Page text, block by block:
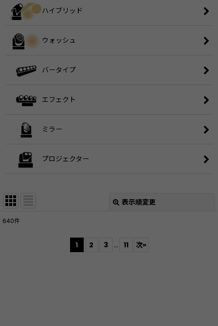
ハイブリッド
ウォッシュ
バータイプ
エフェクト
ミラー
プロジェクター
表示順変更
サブカテゴリ
640件
1 2 3 ... 11 次»